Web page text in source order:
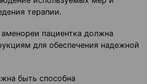
терапии.
пациентка должна
для обеспечения надежной
быть способна